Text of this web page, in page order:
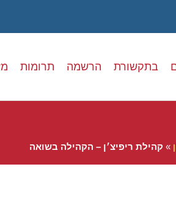
בתקשורת הרשמה תרומות
» קהילת ריפיצ׳ן – הקהילה בשואה